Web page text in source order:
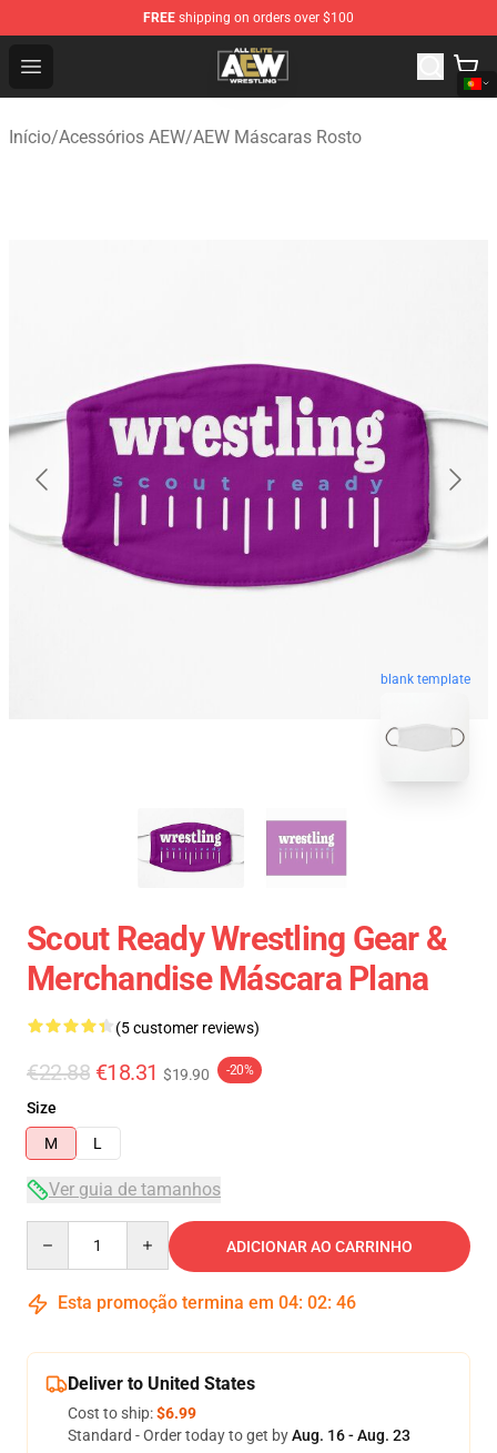
FREE shipping on orders over $100
Open menu
Aew Shop ⚡️ Official Aew Merchandise Store
Início/Acessórios AEW/AEW Máscaras Rosto
blank template
Scout Ready Wrestling Gear &
Merchandise Máscara Plana
(5 customer reviews)
€22.88 €18.31 $19.90 -20%
Size
M
L
Ver guia de tamanhos
ADICIONAR AO CARRINHO
Esta promoção termina em 04: 02: 46
Deliver to United States
Cost to ship:$6.99
Standard - Order today to get byAug. 16 - Aug. 23